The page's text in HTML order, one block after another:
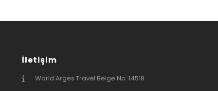
İletişim
World Arges Travel Belge No: 14518